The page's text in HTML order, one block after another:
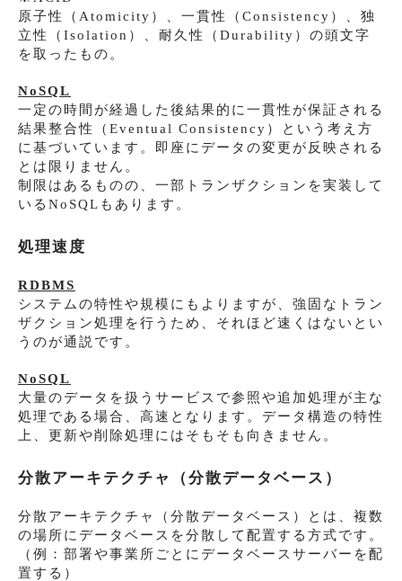
原子性（Atomicity）、一貫性（Consistency）、独
立性（Isolation）、耐久性（Durability）の頭文字
を取ったもの。
NoSQL
一定の時間が経過した後結果的に一貫性が保証される
結果整合性（Eventual Consistency）という考え方
に基づいています。即座にデータの変更が反映される
とは限りません。
制限はあるものの、一部トランザクションを実装して
いるNoSQLもあります。
処理速度
RDBMS
システムの特性や規模にもよりますが、強固なトラン
ザクション処理を行うため、それほど速くはないとい
うのが通説です。
NoSQL
大量のデータを扱うサービスで参照や追加処理が主な
処理である場合、高速となります。データ構造の特性
上、更新や削除処理にはそもそも向きません。
分散アーキテクチャ（分散データベース）
分散アーキテクチャ（分散データベース）とは、複数
の場所にデータベースを分散して配置する方式です。
（例：部署や事業所ごとにデータベースサーバーを配
置する）